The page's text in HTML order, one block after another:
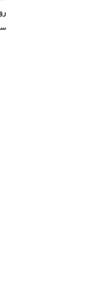
روز